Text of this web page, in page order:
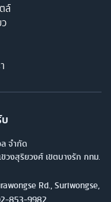
ล์
จำกัด
วงสุริยวงศ์ เขตบางรัก กทม.
Rd., Suriwongse,